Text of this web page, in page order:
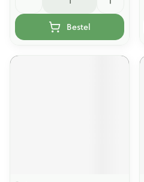
Bestel